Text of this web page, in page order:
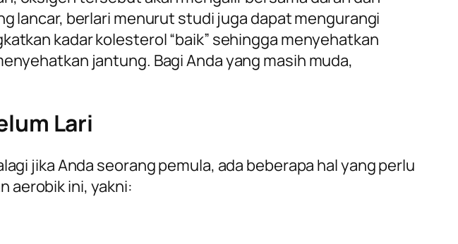
lancar, berlari menurut studi juga dapat mengurangi
kadar kolesterol “baik” sehingga menyehatkan
jantung. Bagi Anda yang masih muda,
Lari
jika Anda seorang pemula, ada beberapa hal yang perlu
aerobik ini, yakni: